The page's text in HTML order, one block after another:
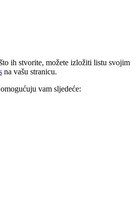
ih stvorite, možete izložiti listu svojim
na vašu stranicu.
vam sljedeće: